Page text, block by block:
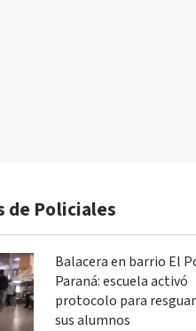
de Policiales
Balacera en barrio El
Paraná: escuela activó
protocolo para
sus alumnos